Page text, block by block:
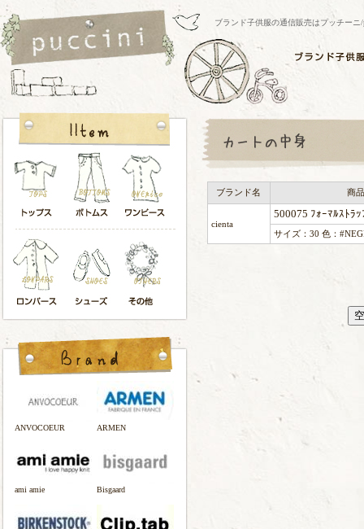
ブランド子供服の通信販売はプッチー
ANVOCOEUR ARMEN
ami amie Bisgaard
ブランド名 商
cienta
500075 ﾌｫｰﾏﾙｽﾄﾗｯ
サイズ：30 色：